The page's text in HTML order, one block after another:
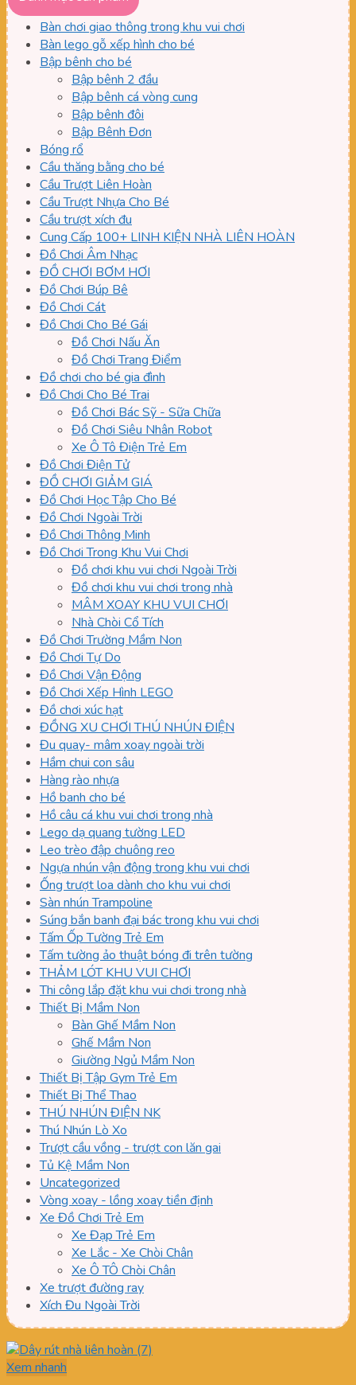
thiểu
Bàn chơi giao thông trong khu vui chơi
Bàn lego gỗ xếp hình cho bé
Bập bênh cho bé
Bập bênh 2 đầu
Bập bênh cá vòng cung
Bập bênh đôi
Bập Bênh Đơn
Bóng rổ
Cầu thăng bằng cho bé
Cầu Trượt Liên Hoàn
Cầu Trượt Nhựa Cho Bé
Cầu trượt xích đu
Cung Cấp 100+ LINH KIỆN NHÀ LIÊN HOÀN
Đồ Chơi Âm Nhạc
ĐỒ CHƠI BƠM HƠI
Đồ Chơi Búp Bê
Đồ Chơi Cát
Đồ Chơi Cho Bé Gái
Đồ Chơi Nấu Ăn
Đồ Chơi Trang Điểm
Đồ chơi cho bé gia đình
Đồ Chơi Cho Bé Trai
Đồ Chơi Bác Sỹ - Sữa Chữa
Đồ Chơi Siêu Nhân Robot
Xe Ô Tô Điện Trẻ Em
Đồ Chơi Điện Tử
ĐỒ CHƠI GIẢM GIÁ
Đồ Chơi Học Tập Cho Bé
Đồ Chơi Ngoài Trời
Đồ Chơi Thông Minh
Đồ Chơi Trong Khu Vui Chơi
Đồ chơi khu vui chơi Ngoài Trời
Đồ chơi khu vui chơi trong nhà
MÂM XOAY KHU VUI CHƠI
Nhà Chòi Cổ Tích
Đồ Chơi Trường Mầm Non
Đồ Chơi Tự Do
Đồ Chơi Vận Động
Đồ Chơi Xếp Hình LEGO
Đồ chơi xúc hạt
ĐỒNG XU CHƠI THÚ NHÚN ĐIỆN
Đu quay- mâm xoay ngoài trời
Hầm chui con sâu
Hàng rào nhựa
Hồ banh cho bé
Hồ câu cá khu vui chơi trong nhà
Lego dạ quang tường LED
Leo trèo đập chuông reo
Ngựa nhún vận động trong khu vui chơi
Ống trượt loa dành cho khu vui chơi
Sàn nhún Trampoline
Súng bắn banh đại bác trong khu vui chơi
Tấm Ốp Tường Trẻ Em
Tấm tường ảo thuật bóng đi trên tường
THẢM LÓT KHU VUI CHƠI
Thi công lắp đặt khu vui chơi trong nhà
Thiết Bị Mầm Non
Bàn Ghế Mầm Non
Ghế Mầm Non
Giường Ngủ Mầm Non
Thiết Bị Tập Gym Trẻ Em
Thiết Bị Thể Thao
THÚ NHÚN ĐIỆN NK
Thú Nhún Lò Xo
Trượt cầu vồng - trượt con lăn gai
Tủ Kệ Mầm Non
Uncategorized
Vòng xoay - lồng xoay tiền định
Xe Đồ Chơi Trẻ Em
Xe Đạp Trẻ Em
Xe Lắc - Xe Chòi Chân
Xe Ô TÔ Chòi Chân
Xe trượt đường ray
Xích Đu Ngoài Trời
Xem nhanh